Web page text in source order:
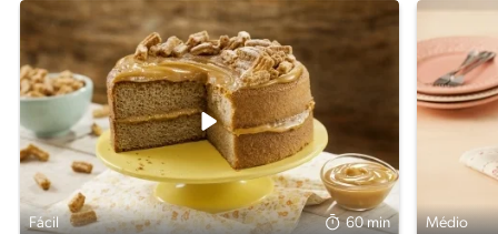
Fácil 60 min Médio